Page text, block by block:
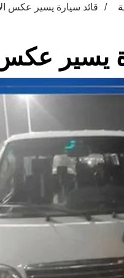
قائد سيارة يسير عكس
يسير عكس